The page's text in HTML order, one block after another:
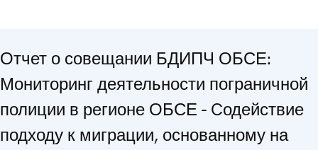
Отчет о совещании БДИПЧ ОБСЕ:
Мониторинг деятельности пограничной
полиции в регионе ОБСЕ - Cодействие
подходу к миграции, основанному на